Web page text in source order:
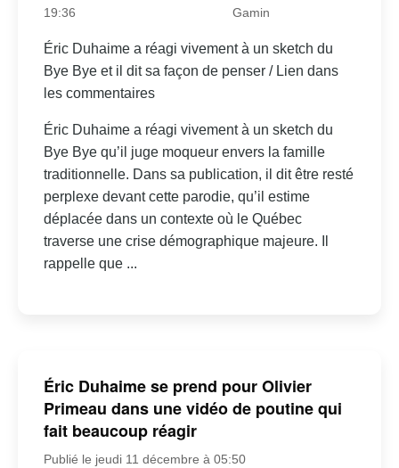
19:36
Gamin
Éric Duhaime a réagi vivement à un sketch du
Bye Bye et il dit sa façon de penser / Lien dans
les commentaires
Éric Duhaime a réagi vivement à un sketch du
Bye Bye qu’il juge moqueur envers la famille
traditionnelle. Dans sa publication, il dit être resté
perplexe devant cette parodie, qu’il estime
déplacée dans un contexte où le Québec
traverse une crise démographique majeure. Il
rappelle que ...
Éric Duhaime se prend pour Olivier
Primeau dans une vidéo de poutine qui
fait beaucoup réagir
Publié le jeudi 11 décembre à 05:50